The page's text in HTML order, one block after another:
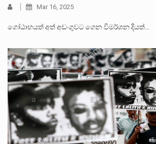
Mar 16, 2025
ගෝඨාභයත් අත් අඩංගුවට ගෙන විමර්ශන දියත්…